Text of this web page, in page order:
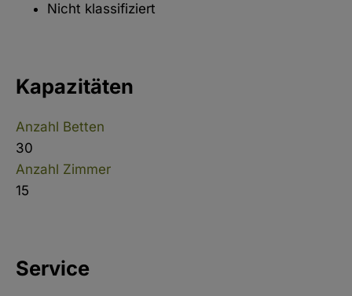
Nicht klassifiziert
Kapazitäten
Anzahl Betten
30
Anzahl Zimmer
15
Service